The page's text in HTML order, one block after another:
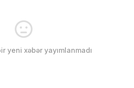
yeni xəbər yayımlanmadı